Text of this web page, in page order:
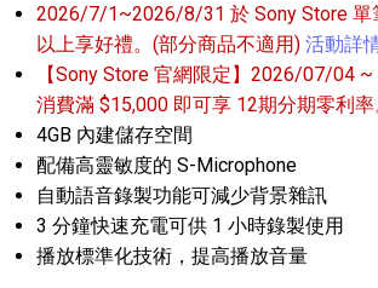
2026/7/1~2026/8/31 於 Sony Store 單
以上享好禮。(部分商品不適用) 活動詳
【Sony Store 官網限定】2026/07/04
消費滿 $15,000 即可享 12期分期零利率
4GB 內建儲存空間
配備高靈敏度的 S-Microphone
自動語音錄製功能可減少背景雜訊
3 分鐘快速充電可供 1 小時錄製使用
播放標準化技術，提高播放音量